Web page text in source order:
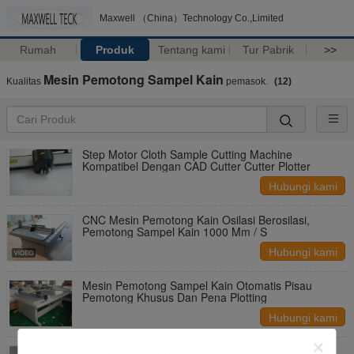
Maxwell （China）Technology Co.,Limited
Rumah Produk Tentang kami Tur Pabrik >>
Kualitas Mesin Pemotong Sampel Kain pemasok. (12)
Step Motor Cloth Sample Cutting Machine
Kompatibel Dengan CAD Cutter Cutter Plotter
Hubungi kami
CNC Mesin Pemotong Kain Osilasi Berosilasi,
Pemotong Sampel Kain 1000 Mm / S
Hubungi kami
Mesin Pemotong Sampel Kain Otomatis Pisau
Pemotong Khusus Dan Pena Plotting
Hubungi kami
Mesin Pemotong Kertas Pola, Mesin Pemotong